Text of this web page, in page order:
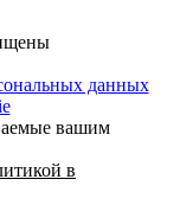
данных
вашим
в